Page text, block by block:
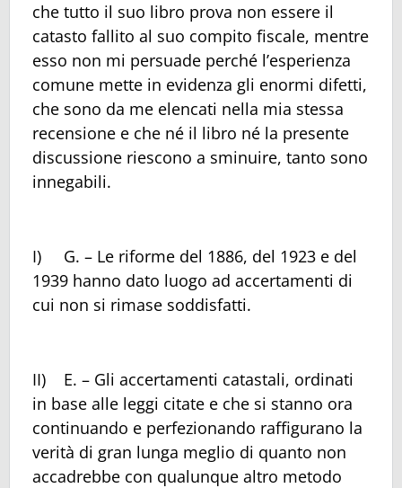
che tutto il suo libro prova non essere il
catasto fallito al suo compito fiscale, mentre
esso non mi persuade perché l’esperienza
comune mette in evidenza gli enormi difetti,
che sono da me elencati nella mia stessa
recensione e che né il libro né la presente
discussione riescono a sminuire, tanto sono
innegabili.
I) G. – Le riforme del 1886, del 1923 e del
1939 hanno dato luogo ad accertamenti di
cui non si rimase soddisfatti.
II) E. – Gli accertamenti catastali, ordinati
in base alle leggi citate e che si stanno ora
continuando e perfezionando raffigurano la
verità di gran lunga meglio di quanto non
accadrebbe con qualunque altro metodo